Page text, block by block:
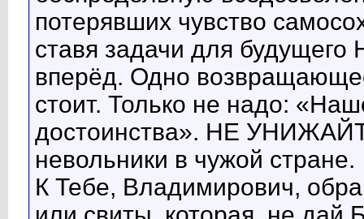
потерявших чувство
ставя задачи для
вперёд. Одно
стоит. Только не надо:
достоинства». НЕ
невольники в чужой стране.
К Тебе, Владимирович,